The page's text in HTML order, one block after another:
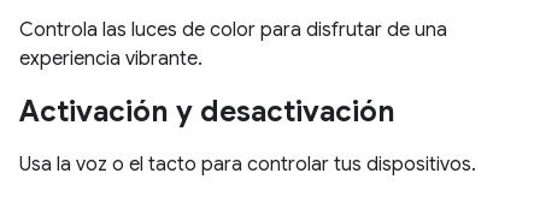
Controla las luces de color para disfrutar de una
experiencia vibrante.
Activación y desactivación
Usa la voz o el tacto para controlar tus dispositivos.